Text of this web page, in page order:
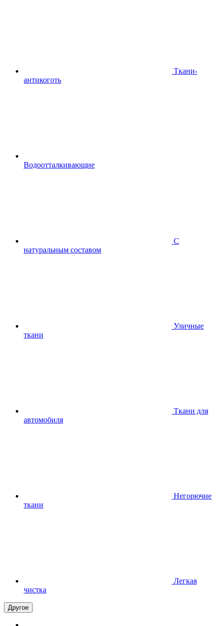
Ткани-
антикоготь
Водоотталкивающие
С
натуральным составом
Уличные
ткани
Ткани для
автомобиля
Негорючие
ткани
Легкая
чистка
Другое